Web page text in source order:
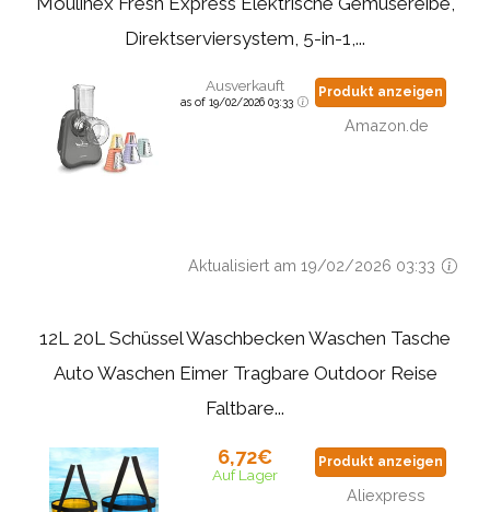
Direktserviersystem, 5-in-1,...
Ausverkauft
as of 19/02/2026 03:33
Produkt anzeigen
Amazon.de
Aktualisiert am 19/02/2026 03:33
12L 20L Schüssel Waschbecken Waschen Tasche
Auto Waschen Eimer Tragbare Outdoor Reise
Faltbare...
6,72€
Auf Lager
Produkt anzeigen
Aliexpress